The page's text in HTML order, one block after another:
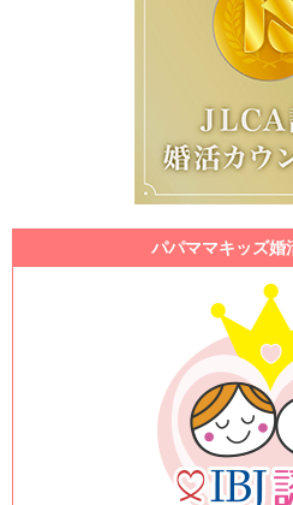
パパママキッズ婚